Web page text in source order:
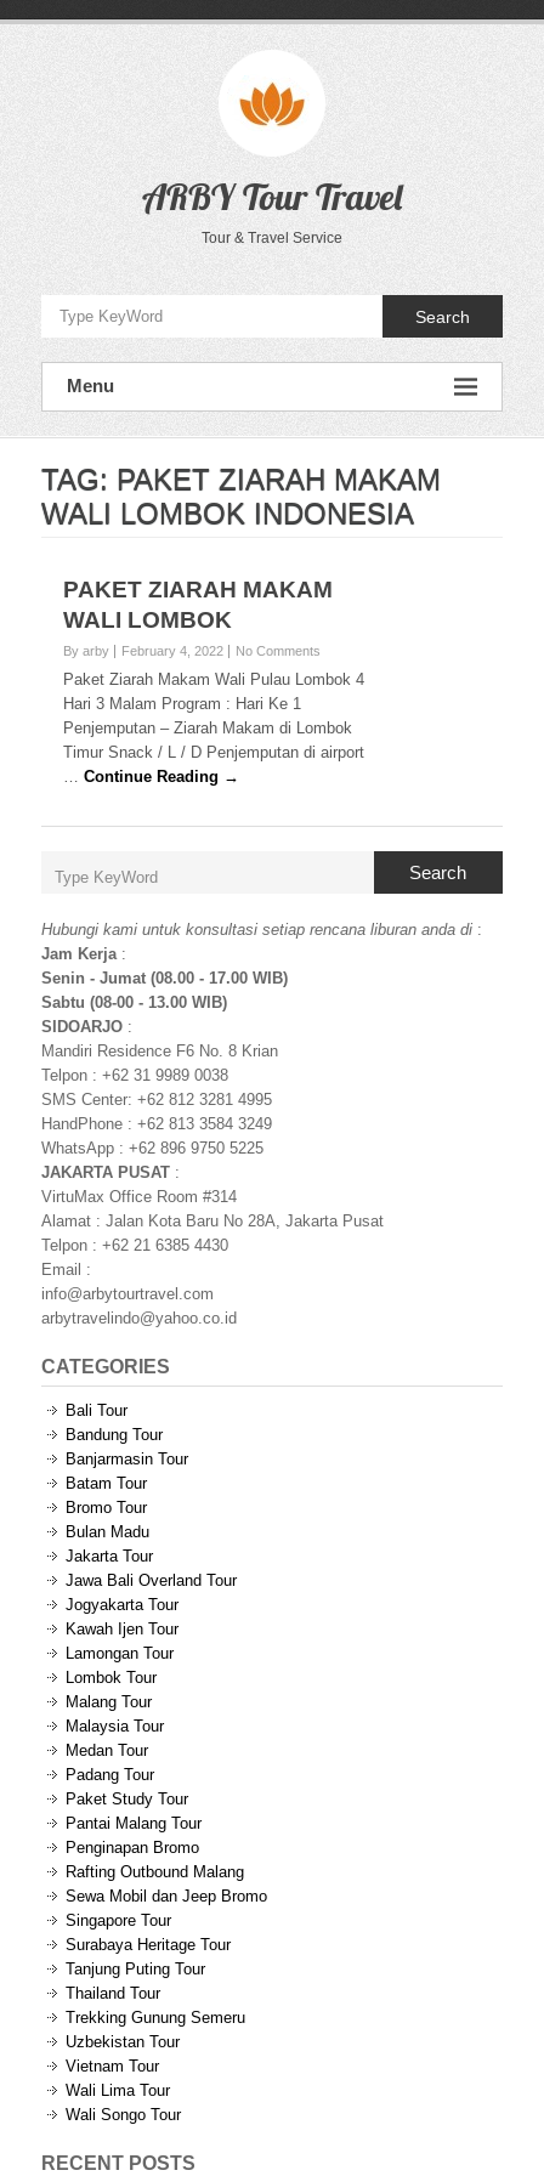
ARBY Tour Travel
Tour & Travel Service
Search
Menu
TAG: PAKET ZIARAH MAKAM
WALI LOMBOK INDONESIA
PAKET ZIARAH MAKAM
WALI LOMBOK
By arby February 4, 2022 No Comments
Paket Ziarah Makam Wali Pulau Lombok 4
Hari 3 Malam Program : Hari Ke 1
Penjemputan – Ziarah Makam di Lombok
Timur Snack / L / D Penjemputan di airport
…Continue Reading →
Search
Hubungi kami untuk konsultasi setiap rencana liburan anda di :
Jam Kerja:
Senin - Jumat (08.00 - 17.00 WIB)
Sabtu (08-00 - 13.00 WIB)
SIDOARJO :
Mandiri Residence F6 No. 8 Krian
Telpon : +62 31 9989 0038
SMS Center: +62 812 3281 4995
HandPhone : +62 813 3584 3249
WhatsApp : +62 896 9750 5225
JAKARTA PUSAT :
VirtuMax Office Room #314
Alamat : Jalan Kota Baru No 28A, Jakarta Pusat
Telpon : +62 21 6385 4430
Email :
info@arbytourtravel.com
arbytravelindo@yahoo.co.id
CATEGORIES
Bali Tour
Bandung Tour
Banjarmasin Tour
Batam Tour
Bromo Tour
Bulan Madu
Jakarta Tour
Jawa Bali Overland Tour
Jogyakarta Tour
Kawah Ijen Tour
Lamongan Tour
Lombok Tour
Malang Tour
Malaysia Tour
Medan Tour
Padang Tour
Paket Study Tour
Pantai Malang Tour
Penginapan Bromo
Rafting Outbound Malang
Sewa Mobil dan Jeep Bromo
Singapore Tour
Surabaya Heritage Tour
Tanjung Puting Tour
Thailand Tour
Trekking Gunung Semeru
Uzbekistan Tour
Vietnam Tour
Wali Lima Tour
Wali Songo Tour
RECENT POSTS